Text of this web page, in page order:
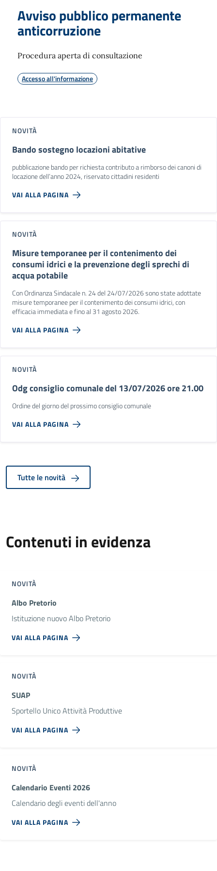
Avviso pubblico permanente
anticorruzione
Procedura aperta di consultazione
Accesso all'informazione
NOVITÀ
Bando sostegno locazioni abitative
pubblicazione bando per richiesta contributo a rimborso dei canoni di
locazione dell’anno 2024, riservato cittadini residenti
VAI ALLA PAGINA
NOVITÀ
Misure temporanee per il contenimento dei
consumi idrici e la prevenzione degli sprechi di
acqua potabile
Con Ordinanza Sindacale n. 24 del 24/07/2026 sono state adottate
misure temporanee per il contenimento dei consumi idrici, con
efficacia immediata e fino al 31 agosto 2026.
VAI ALLA PAGINA
NOVITÀ
Odg consiglio comunale del 13/07/2026 ore 21.00
Ordine del giorno del prossimo consiglio comunale
VAI ALLA PAGINA
Tutte le novità
Contenuti in evidenza
NOVITÀ
Albo Pretorio
Istituzione nuovo Albo Pretorio
VAI ALLA PAGINA
NOVITÀ
SUAP
Sportello Unico Attività Produttive
VAI ALLA PAGINA
NOVITÀ
Calendario Eventi 2026
Calendario degli eventi dell'anno
VAI ALLA PAGINA